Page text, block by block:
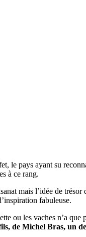
le pays ayant su
à ce rang.
mais l’idée de
fabuleuse.
ou les vaches n’a que
de Michel Bras, un